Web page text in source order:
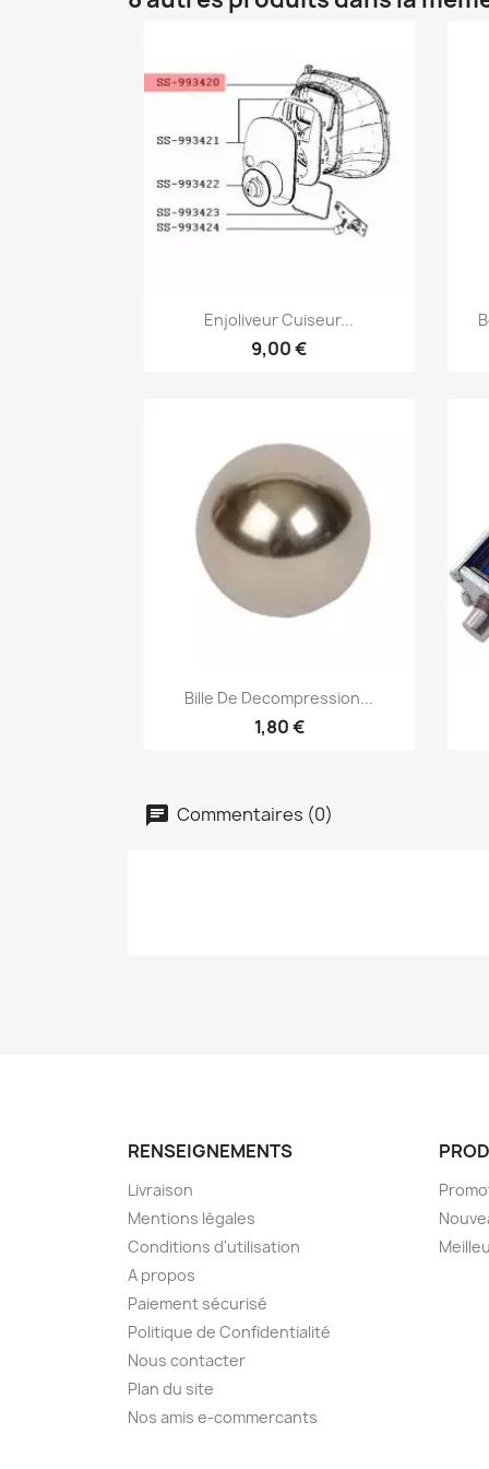
Aperçu rapide
Enjoliveur Cuiseur...
9,00 €
Aperçu rapide
Bille De Decompression...
1,80 €
Commentaires (0)
RENSEIGNEMENTS
Livraison
Mentions légales
Conditions d'utilisation
A propos
Paiement sécurisé
Politique de Confidentialité
Nous contacter
Plan du site
Nos amis e-commercants